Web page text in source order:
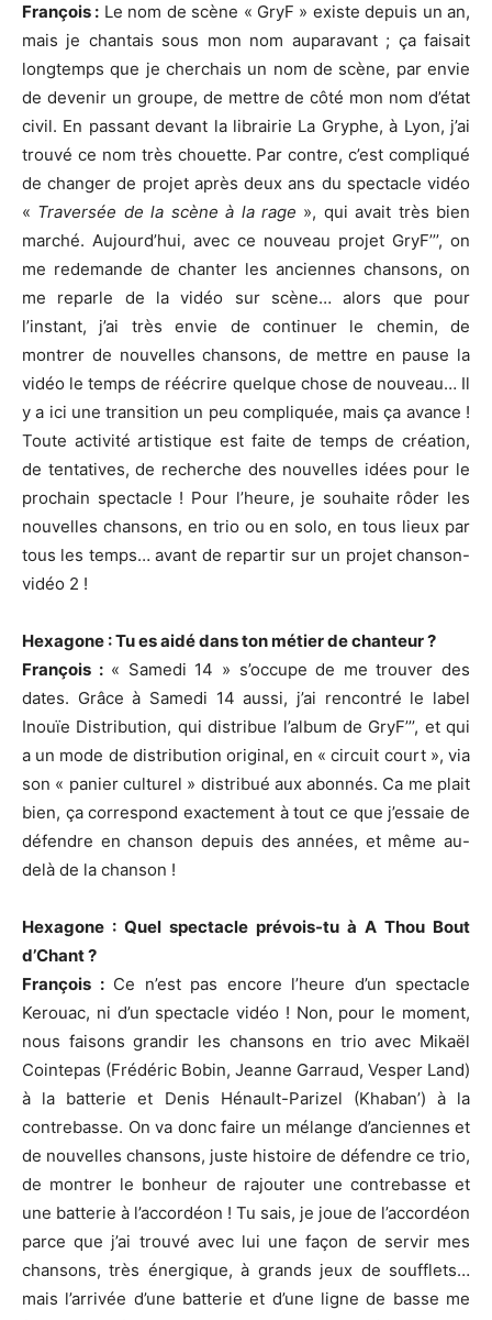
François : Le nom de scène « GryF » existe depuis un an,
mais je chantais sous mon nom auparavant ; ça faisait
longtemps que je cherchais un nom de scène, par envie
de devenir un groupe, de mettre de côté mon nom d’état
civil. En passant devant la librairie La Gryphe, à Lyon, j’ai
trouvé ce nom très chouette. Par contre, c’est compliqué
de changer de projet après deux ans du spectacle vidéo
« Traversée de la scène à la rage », qui avait très bien
marché. Aujourd’hui, avec ce nouveau projet GryF’’’, on
me redemande de chanter les anciennes chansons, on
me reparle de la vidéo sur scène… alors que pour
l’instant, j’ai très envie de continuer le chemin, de
montrer de nouvelles chansons, de mettre en pause la
vidéo le temps de réécrire quelque chose de nouveau… Il
y a ici une transition un peu compliquée, mais ça avance !
Toute activité artistique est faite de temps de création,
de tentatives, de recherche des nouvelles idées pour le
prochain spectacle ! Pour l’heure, je souhaite rôder les
nouvelles chansons, en trio ou en solo, en tous lieux par
tous les temps… avant de repartir sur un projet chanson-
vidéo 2 !
Hexagone : Tu es aidé dans ton métier de chanteur ?
François :« Samedi 14 » s’occupe de me trouver des
dates. Grâce à Samedi 14 aussi, j’ai rencontré le label
Inouïe Distribution, qui distribue l’album de GryF’’’, et qui
a un mode de distribution original, en « circuit court », via
son « panier culturel » distribué aux abonnés. Ca me plait
bien, ça correspond exactement à tout ce que j’essaie de
défendre en chanson depuis des années, et même au-
delà de la chanson !
Hexagone : Quel spectacle prévois-tu à A Thou Bout
d’Chant ?
François :Ce n’est pas encore l’heure d’un spectacle
Kerouac, ni d’un spectacle vidéo ! Non, pour le moment,
nous faisons grandir les chansons en trio avec Mikaël
Cointepas (Frédéric Bobin, Jeanne Garraud, Vesper Land)
à la batterie et Denis Hénault-Parizel (Khaban’) à la
contrebasse. On va donc faire un mélange d’anciennes et
de nouvelles chansons, juste histoire de défendre ce trio,
de montrer le bonheur de rajouter une contrebasse et
une batterie à l’accordéon ! Tu sais, je joue de l’accordéon
parce que j’ai trouvé avec lui une façon de servir mes
chansons, très énergique, à grands jeux de soufflets…
mais l’arrivée d’une batterie et d’une ligne de basse me